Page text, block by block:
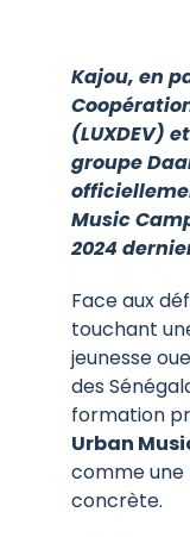
Kajou, en
(LUXDEV)
groupe
Music
2024
Face aux
touchant
jeunesse
des
formation
Urban
comme
concrète.